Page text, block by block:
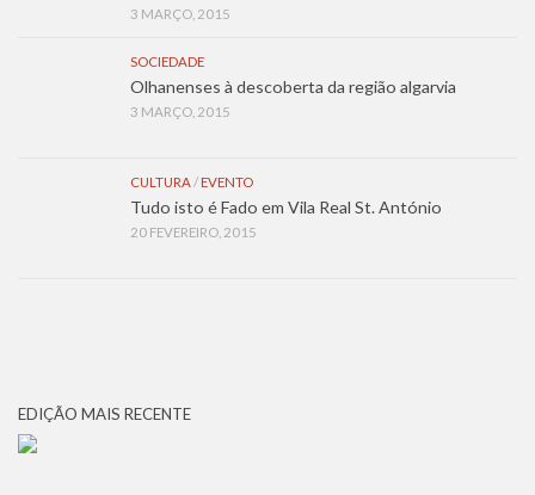
3 MARÇO, 2015
SOCIEDADE
Olhanenses à descoberta da região algarvia
3 MARÇO, 2015
CULTURA/ EVENTO
Tudo isto é Fado em Vila Real St. António
20 FEVEREIRO, 2015
EDIÇÃO MAIS RECENTE